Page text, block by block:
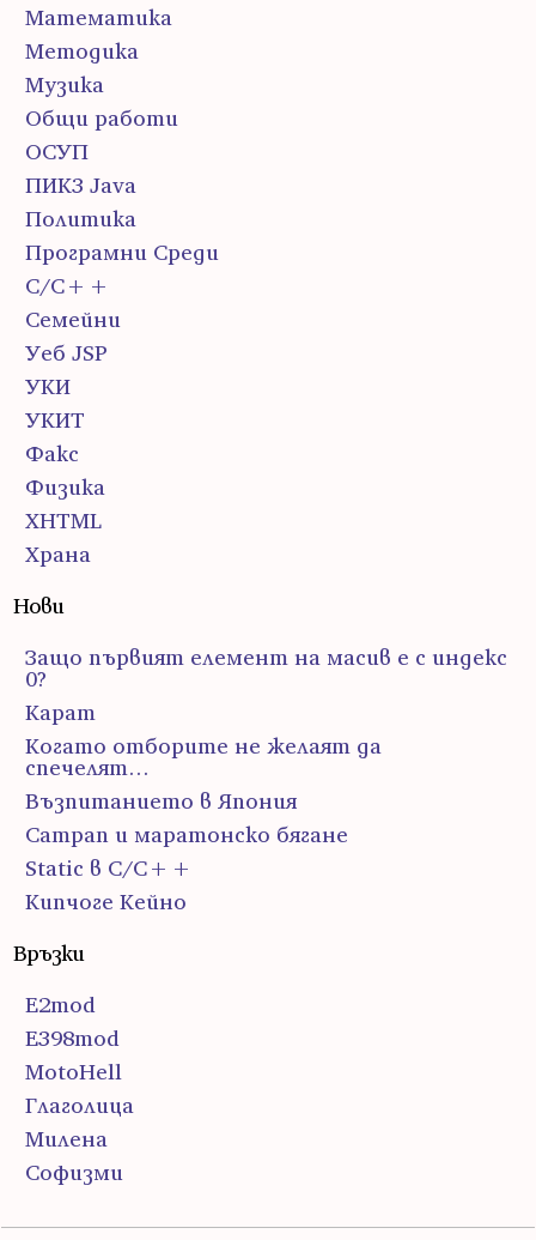
Математика
Методика
Музика
Общи работи
ОСУП
ПИК3 Java
Политика
Програмни Среди
С/С++
Семейни
Уеб JSP
УКИ
УКИТ
Факс
Физика
ХHTML
Храна
Нови
Защо първият елемент на масив е с индекс
0?
Карат
Когато отборите не желаят да
спечелят…
Възпитанието в Япония
Сатрап и маратонско бягане
Static в C/C++
Кипчоге Кейно
Връзки
E2mod
E398mod
MotoHell
Глаголица
Милена
Софизми